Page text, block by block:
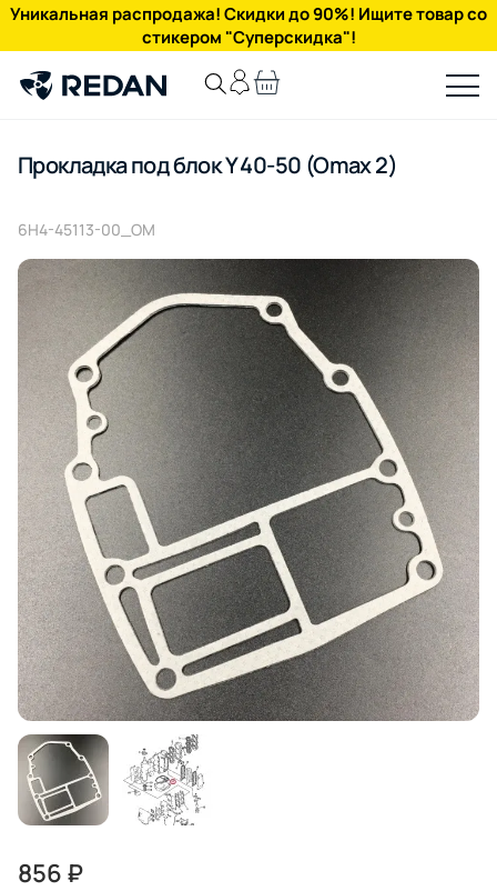
Уникальная распродажа! Скидки до 90%! Ищите товар со
стикером "Суперскидка"!
Прокладка под блок Y 40-50 (Omax 2)
6H4-45113-00_OM
856 ₽